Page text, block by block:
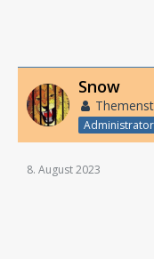
Snow
Administrator
8. August 2023